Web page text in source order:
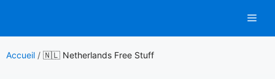
contenu
Accueil / 🇳🇱 Netherlands Free Stuff